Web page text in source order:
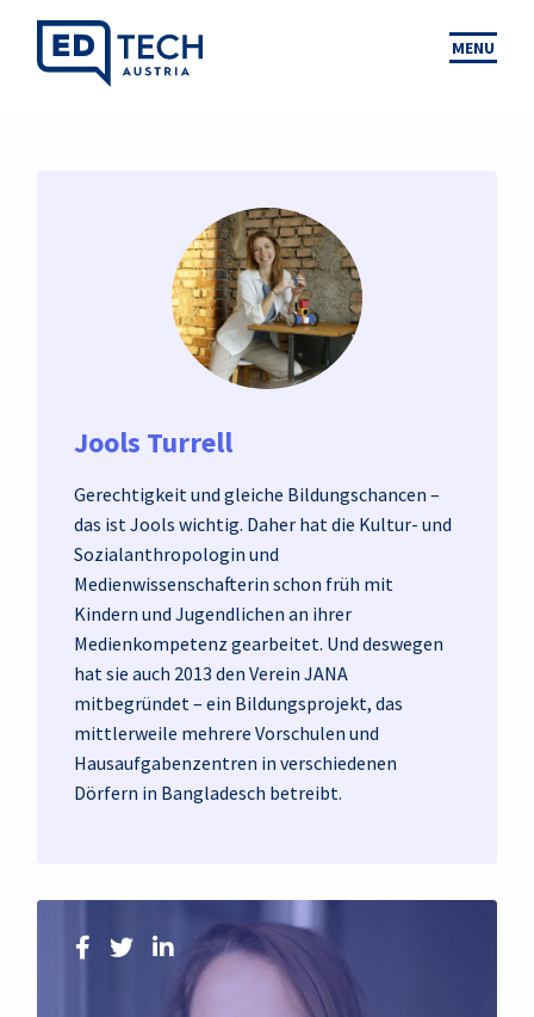
MENU
Jools Turrell
Gerechtigkeit und gleiche Bildungschancen –
das ist Jools wichtig. Daher hat die Kultur- und
Sozialanthropologin und
Medienwissenschafterin schon früh mit
Kindern und Jugendlichen an ihrer
Medienkompetenz gearbeitet. Und deswegen
hat sie auch 2013 den Verein JANA
mitbegründet – ein Bildungsprojekt, das
mittlerweile mehrere Vorschulen und
Hausaufgabenzentren in verschiedenen
Dörfern in Bangladesch betreibt.